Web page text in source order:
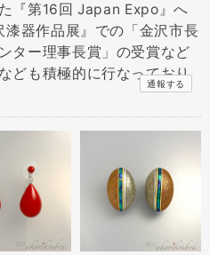
『第16回 Japan Expo』へ
器作品展』での「金沢市長
ター理事長賞」の受賞など
ども積極的に行なっており
通報する